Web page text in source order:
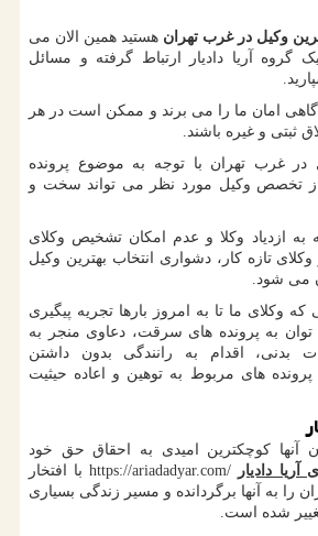
وکیل در غرب تهران هستید همین الان می
گروه آریا دادیار ارتباط گرفته و مسائل
امان ما را می برند و ممکن است در هر
ثبتی و غیره باشند.
در غرب تهران با توجه به موضوع پرونده
تخصص وکیل مورد نظر می تواند سخت و
به ازدیاد وکلا و عدم امکان تشخیص وکلای
وکلای تازه کار، دشواری انتخاب بهترین وکیل
می شود.
که وکلای ما تا به امروز بارها تجریه پیگیری
توان به پرونده های سرقت، دعاوی منجر به
اقدام به رانندگی بدون داشتن
پرونده های مربوط به توهین و اعاده حیثیت
آنها کوچکترین امیدی به احقاق حق خود
آریا دادیار https://ariadadyar.com/با افتخار
را به آنها برگردانده و مسیر زندگی بسیاری
شده است.